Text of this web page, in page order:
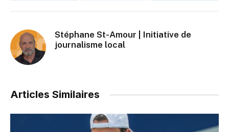
Stéphane St-Amour | Initiative de
journalisme local
Articles Similaires